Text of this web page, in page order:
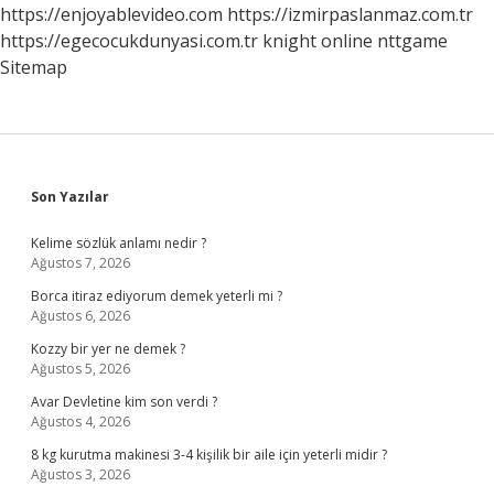
https://enjoyablevideo.com https://izmirpaslanmaz.com.tr
https://egecocukdunyasi.com.tr knight online nttgame
Sitemap
Sidebar
Son Yazılar
Kelime sözlük anlamı nedir ?
Ağustos 7, 2026
Borca itiraz ediyorum demek yeterli mi ?
Ağustos 6, 2026
Kozzy bir yer ne demek ?
Ağustos 5, 2026
Avar Devletine kim son verdi ?
Ağustos 4, 2026
8 kg kurutma makinesi 3-4 kişilik bir aile için yeterli midir ?
Ağustos 3, 2026